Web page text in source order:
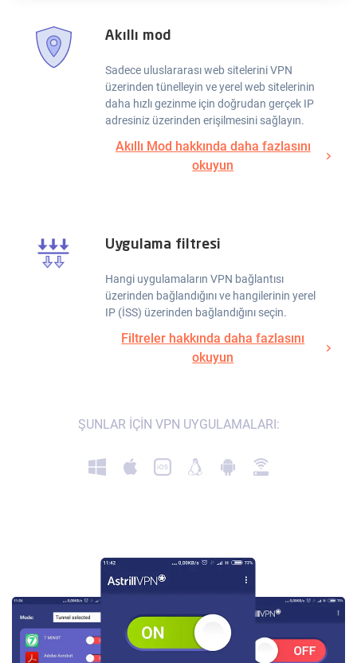
Akıllı mod
Sadece uluslararası web sitelerini VPN
üzerinden tünelleyin ve yerel web sitelerinin
daha hızlı gezinme için doğrudan gerçek IP
adresiniz üzerinden erişilmesini sağlayın.
Akıllı Mod hakkında daha fazlasını
okuyun
Uygulama filtresi
Hangi uygulamaların VPN bağlantısı
üzerinden bağlandığını ve hangilerinin yerel
IP (İSS) üzerinden bağlandığını seçin.
Filtreler hakkında daha fazlasını
okuyun
ŞUNLAR IÇIN VPN UYGULAMALARI: